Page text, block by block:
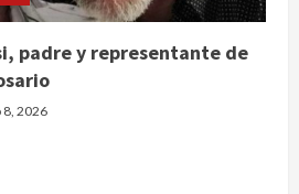
padre y representante de
8, 2026